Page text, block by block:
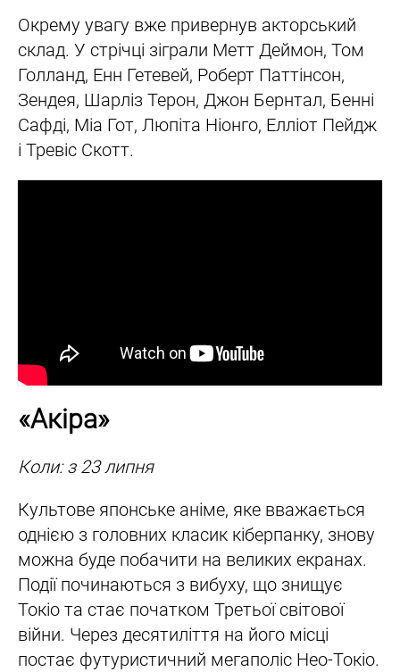
Окрему увагу вже привернув акторський
склад. У стрічці зіграли Метт Деймон, Том
Голланд, Енн Гетевей, Роберт Паттінсон,
Зендея, Шарліз Терон, Джон Бернтал, Бенні
Сафді, Міа Гот, Люпіта Ніонго, Елліот Пейдж
і Тревіс Скотт.
«Акіра»
Коли: з 23 липня
Культове японське аніме, яке вважається
однією з головних класик кіберпанку, знову
можна буде побачити на великих екранах.
Події починаються з вибуху, що знищує
Токіо та стає початком Третьої світової
війни. Через десятиліття на його місці
постає футуристичний мегаполіс Нео-Токіо.